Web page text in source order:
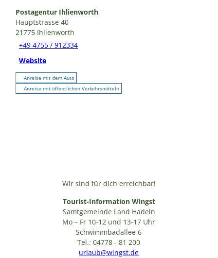
Postagentur Ihlienworth
Hauptstrasse 40
21775 Ihlienworth
+49 4755 / 912334
Website
Anreise mit dem Auto
Anreise mit öffentlichen Verkehrsmitteln
Wir sind für dich erreichbar!
Tourist-Information Wingst
Samtgemeinde Land Hadeln
Mo – Fr 10-12 und 13-17 Uhr
Schwimmbadallee 6
Tel.: 04778 - 81 200
urlaub@wingst.de